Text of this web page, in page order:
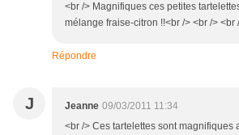
<br /> Magnifiques ces petites
mélange fraise-citron !!<br /> <br /> <br
Répondre
J Jeanne 09/03/2011 11:34
<br /> Ces tartelettes sont magnifiques